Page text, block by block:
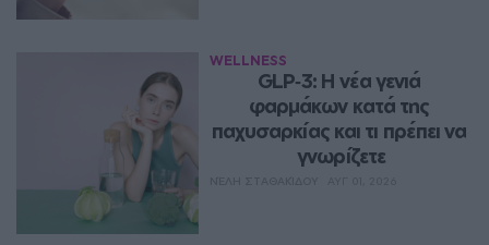
WELLNESS
GLP‑3: Η νέα γενιά
φαρμάκων κατά της
παχυσαρκίας και τι πρέπει να
γνωρίζετε